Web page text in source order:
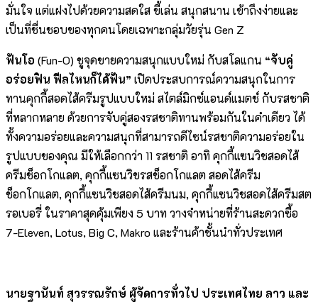
มั่นใจ แต่แฝงไปด้วยความสดใส ขี้เล่น สนุกสนาน เข้าถึงง่ายและ
เป็นที่ชื่นชอบของทุกคนโดยเฉพาะกลุ่มวัยรุ่น Gen Z
ฟันโอ (Fun-O) ชูจุดขายความสนุกแบบใหม่ กับสโลแกน “จับคู่
อร่อยฟิน ฟีลไหนก็ได้ฟัน” เปิดประสบการณ์ความสนุกในการ
ทานคุกกี้สอดไส้ครีมรูปแบบใหม่ สไตล์มิกซ์แอนด์แมตช์ กับรสชาติ
ที่หลากหลาย ด้วยการจับคู่สองรสชาติทานพร้อมกันในคำเดียว ได้
ทั้งความอร่อยและความสนุกที่สามารถดีไซน์รสชาติความอร่อยใน
รูปแบบของคุณ มีให้เลือกกว่า 11 รสชาติ อาทิ คุกกี้แซนวิชสอดไส้
ครีมช็อกโกแลต, คุกกี้แซนวิชรสช็อกโกแลต สอดไส้ครีม
ช็อกโกแลต, คุกกี้แซนวิชสอดไส้ครีมนม, คุกกี้แซนวิชสอดไส้ครีมสต
รอเบอรี่ ในราคาสุดคุ้มเพียง 5 บาท วางจำหน่ายที่ร้านสะดวกซื้อ
7-Eleven, Lotus, Big C, Makro และร้านค้าชั้นนำทั่วประเทศ
นายฐานันท์ สุวรรณรักษ์ ผู้จัดการทั่วไป ประเทศไทย ลาว และ